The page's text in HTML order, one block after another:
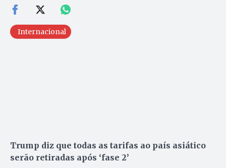
Internacional
Trump diz que todas as tarifas ao país asiático
serão retiradas após ‘fase 2’